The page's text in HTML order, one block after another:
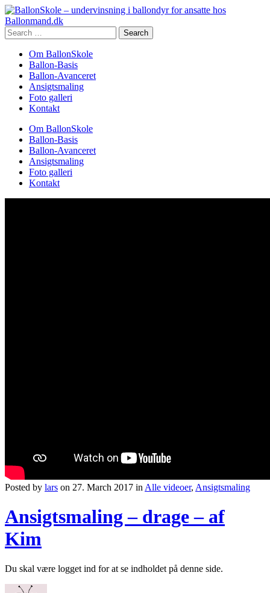
Search
for:
Om BallonSkole
Ballon-Basis
Ballon-Avanceret
Ansigtsmaling
Foto galleri
Kontakt
Om BallonSkole
Ballon-Basis
Ballon-Avanceret
Ansigtsmaling
Foto galleri
Kontakt
Posted by lars on 27. March 2017 in Alle videoer, Ansigtsmaling
Ansigtsmaling – drage – af
Kim
Du skal være logget ind for at se indholdet på denne side.